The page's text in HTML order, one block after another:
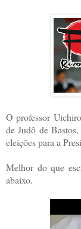
O professor
de Judô de
eleições para a
Melhor do que
abaixo.